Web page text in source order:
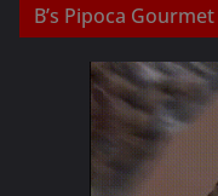
B’s Pipoca Gourmet